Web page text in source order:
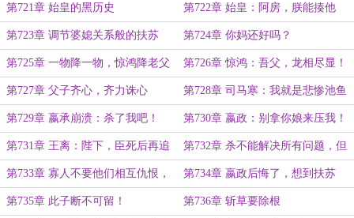
第721章 始皇的黑历史 第722章 始皇：阿房，朕能揍他
吗？
第723章 调节婆媳关系般的扶苏 第724章 你妈还好吗？
第725章 一物降一物，惊鸿降老父 第726章 惊鸿：吾父，龙相尽显！
第727章 父子齐心，齐力诛心 第728章 司马寒：我就是悲惨池鱼
第729章 嬴承崩溃：杀了我吧！ 第730章 嬴政：别拿你娘来压我！
第731章 王离：陛下，臣死后再追
随您！
第732章 杀不能解决所有问题，但
可以解决大部分问题！
第733章 寡人不要他们相互仇恨，
只恨寡人即可！
第734章 嬴政后悔了，想到扶苏
就……
第735章 此子断不可留！ 第736章 斩草要除根